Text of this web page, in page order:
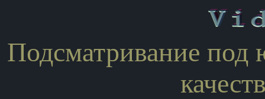
Подсматривание под